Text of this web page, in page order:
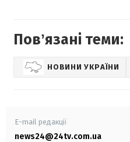
Повʼязані теми:
НОВИНИ УКРАЇНИ
E-mail редакції
news24@24tv.com.ua